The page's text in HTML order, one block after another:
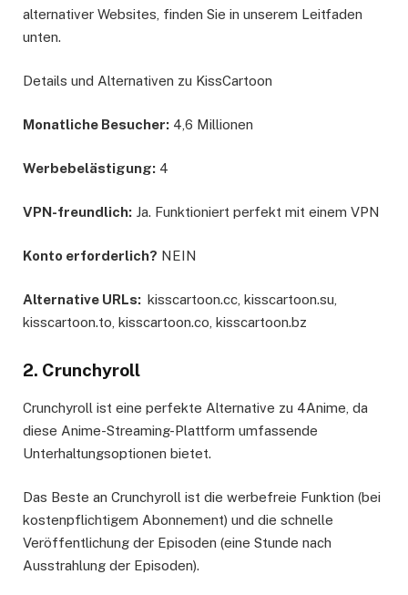
alternativer Websites, finden Sie in unserem Leitfaden
unten.
Details und Alternativen zu KissCartoon
Monatliche Besucher: 4,6 Millionen
Werbebelästigung: 4
VPN-freundlich: Ja. Funktioniert perfekt mit einem VPN
Konto erforderlich? NEIN
Alternative URLs: kisscartoon.cc, kisscartoon.su,
kisscartoon.to, kisscartoon.co, kisscartoon.bz
2. Crunchyroll
Crunchyroll ist eine perfekte Alternative zu 4Anime, da
diese Anime-Streaming-Plattform umfassende
Unterhaltungsoptionen bietet.
Das Beste an Crunchyroll ist die werbefreie Funktion (bei
kostenpflichtigem Abonnement) und die schnelle
Veröffentlichung der Episoden (eine Stunde nach
Ausstrahlung der Episoden).